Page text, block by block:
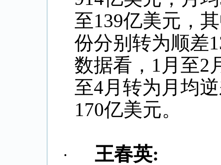
至139亿美元，
份分别转为顺差
数据看， 1 月至2
至4月转为月均
170亿美元。
· 王春英: